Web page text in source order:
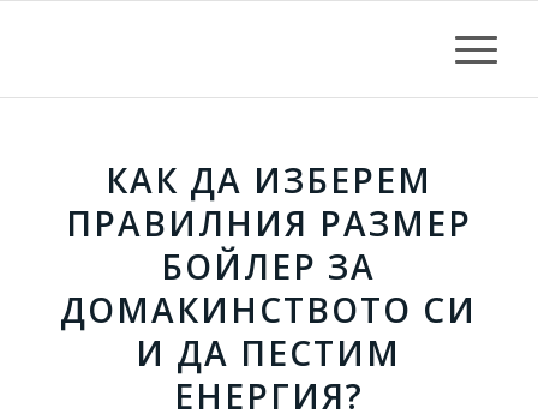
КАК ДА ИЗБЕРЕМ
ПРАВИЛНИЯ РАЗМЕР
БОЙЛЕР ЗА
ДОМАКИНСТВОТО СИ
И ДА ПЕСТИМ
ЕНЕРГИЯ?